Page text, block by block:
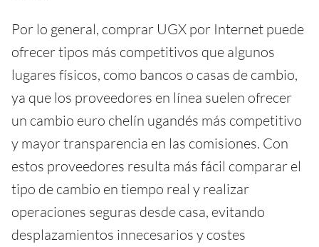
Por lo general, comprar UGX por Internet puede
ofrecer tipos más competitivos que algunos
lugares físicos, como bancos o casas de cambio,
ya que los proveedores en línea suelen ofrecer
un cambio euro chelín ugandés más competitivo
y mayor transparencia en las comisiones. Con
estos proveedores resulta más fácil comparar el
tipo de cambio en tiempo real y realizar
operaciones seguras desde casa, evitando
desplazamientos innecesarios y costes